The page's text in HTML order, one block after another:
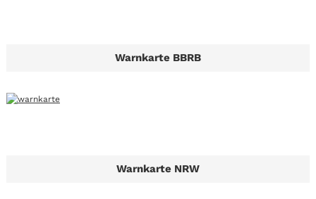
Warnkarte BBRB
Warnkarte NRW